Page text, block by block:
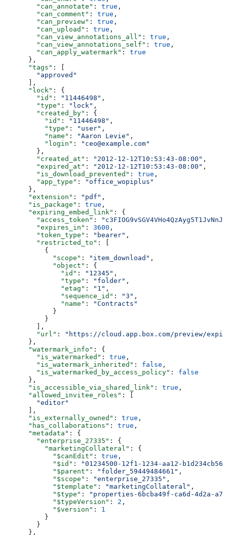
        "can_annotate"
: true ,
        "can_comment"
: true ,
        "can_preview"
: true ,
        "can_upload"
: true ,
        "can_view_annotations_all"
: true ,
        "can_view_annotations_self"
: true ,
        "can_apply_watermark"
: true
      },
      "tags"
: [
        "approved"
      ],
      "lock"
: {
        "id"
: "11446498" ,
        "type"
: "lock" ,
        "created_by"
: {
          "id"
: "11446498" ,
          "type"
: "user" ,
          "name"
: "Aaron Levie" ,
          "login"
:
"ceo@example.com"
        },
        "created_at"
: "2012-12-12T10:53:43-08:00" ,
        "expired_at"
: "2012-12-12T10:53:43-08:00" ,
        "is_download_prevented"
: true ,
        "app_type"
:
"office_wopiplus"
      },
      "extension"
: "pdf" ,
      "is_package"
: true ,
      "expiring_embed_link"
: {
        "access_token"
:
        "expires_in"
: 3600 ,
        "token_type"
: "bearer" ,
        "restricted_to"
: [
          {
            "scope"
: "item_download" ,
            "object"
: {
              "id"
: "12345" ,
              "type"
: "folder" ,
              "etag"
: "1" ,
              "sequence_id"
: "3" ,
              "name"
:
"Contracts"
            }
          }
        ],
        "url"
:
"https://cloud.app.box.com/preview/
      },
      "watermark_info"
: {
        "is_watermarked"
: true ,
        "is_watermark_inherited"
: false ,
        "is_watermarked_by_access_policy"
: false
      },
      "is_accessible_via_shared_link"
: true ,
      "allowed_invitee_roles"
: [
        "editor"
      ],
      "is_externally_owned"
: true ,
      "has_collaborations"
: true ,
      "metadata"
: {
        "enterprise_27335"
: {
          "marketingCollateral"
: {
            "$canEdit"
: true ,
            "$id"
:
"01234500-12f1-1234-aa12-
            "$parent"
: "folder_59449484661" ,
            "$scope"
: "enterprise_27335" ,
            "$template"
: "marketingCollateral" ,
            "$type"
:
"properties-6bcba49f-ca6d-4d2a-
            "$typeVersion"
: 2 ,
            "$version"
: 1
          }
        }
      },